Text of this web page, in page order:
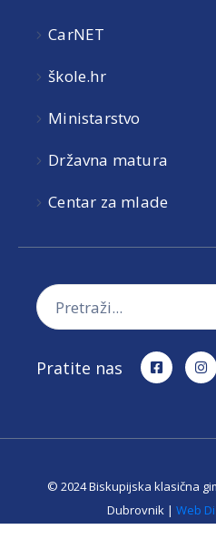
CarNET
škole.hr
Ministarstvo
Državna matura
Centar za mlade
Pratite nas
© 2024 Biskupijska klasična
Dubrovnik | Web